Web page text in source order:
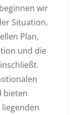
wir
Situation.
Plan,
und die
bieten